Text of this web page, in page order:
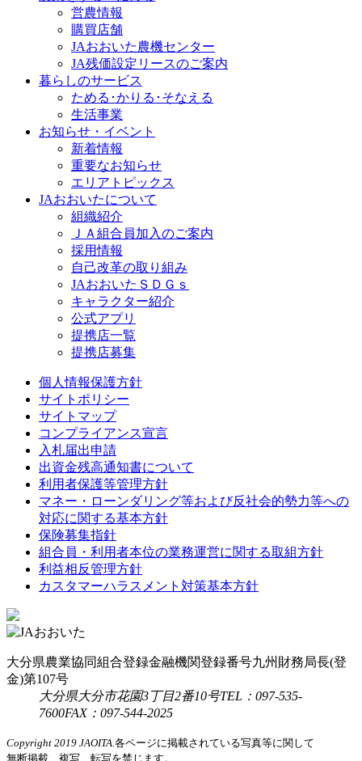
営農情報
購買店舗
JAおおいた農機センター
JA残価設定リースのご案内
暮らしのサービス
ためる･かりる･そなえる
生活事業
お知らせ・イベント
新着情報
重要なお知らせ
エリアトピックス
JAおおいたについて
組織紹介
ＪＡ組合員加入のご案内
採用情報
自己改革の取り組み
JAおおいたＳＤＧｓ
キャラクター紹介
公式アプリ
提携店一覧
提携店募集
個人情報保護方針
サイトポリシー
サイトマップ
コンプライアンス宣言
入札届出申請
出資金残高通知書について
利用者保護等管理方針
マネー・ローンダリング等および反社会的勢力等への
対応に関する基本方針
保険募集指針
組合員・利用者本位の業務運営に関する取組方針
利益相反管理方針
カスタマーハラスメント対策基本方針
大分県農業協同組合登録金融機関登録番号九州財務局長(登
金)第107号
大分県大分市花園3丁目2番10号TEL：097-535-
7600FAX：097-544-2025
Copyright 2019 JAOITA.各ページに掲載されている写真等に関して
無断掲載、複写、転写を禁じます。